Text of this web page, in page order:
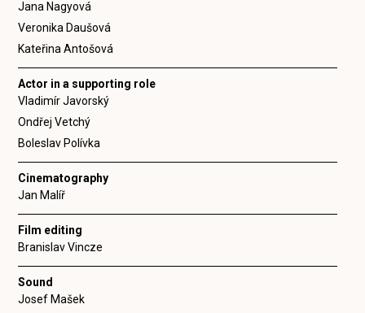
Jana Nagyová
Veronika Daušová
Kateřina Antošová
Actor in a supporting role
Vladimír Javorský
Ondřej Vetchý
Boleslav Polívka
Cinematography
Jan Malíř
Film editing
Branislav Vincze
Sound
Josef Mašek